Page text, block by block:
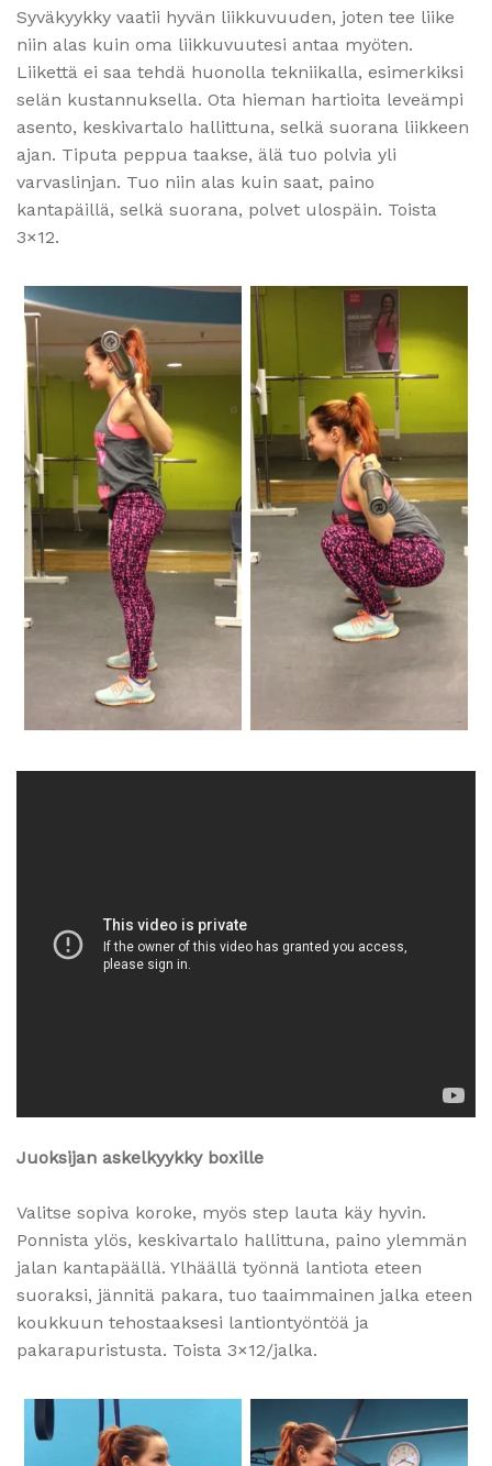
Syväkyykky vaatii hyvän liikkuvuuden, joten tee liike
niin alas kuin oma liikkuvuutesi antaa myöten.
Liikettä ei saa tehdä huonolla tekniikalla, esimerkiksi
selän kustannuksella. Ota hieman hartioita leveämpi
asento, keskivartalo hallittuna, selkä suorana liikkeen
ajan. Tiputa peppua taakse, älä tuo polvia yli
varvaslinjan. Tuo niin alas kuin saat, paino
kantapäillä, selkä suorana, polvet ulospäin. Toista
3×12.
Juoksijan askelkyykky boxille
Valitse sopiva koroke, myös step lauta käy hyvin.
Ponnista ylös, keskivartalo hallittuna, paino ylemmän
jalan kantapäällä. Ylhäällä työnnä lantiota eteen
suoraksi, jännitä pakara, tuo taaimmainen jalka eteen
koukkuun tehostaaksesi lantiontyöntöä ja
pakarapuristusta. Toista 3×12/jalka.